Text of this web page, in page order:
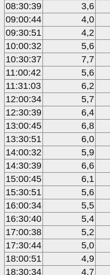
08:30:39
3,6
09:00:44
4,0
09:30:51
4,2
10:00:32
5,6
10:30:37
7,7
11:00:42
5,6
11:31:03
6,2
12:00:34
5,7
12:30:39
6,4
13:00:45
6,8
13:30:51
6,0
14:00:32
5,9
14:30:39
6,6
15:00:45
6,1
15:30:51
5,6
16:00:34
5,5
16:30:40
5,4
17:00:38
5,2
17:30:44
5,0
18:00:51
4,9
18:30:34
4,7